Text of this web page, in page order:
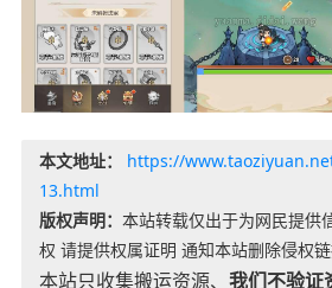
本文地址：
https://
13.html
版权声明： 本站转载仅出于为网民提供
权 请提供权属证明 通知本站删除侵权链
本站只收集搬运资源、 我们不验证